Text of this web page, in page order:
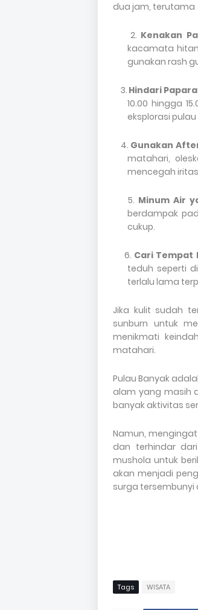
dua jam,
2. Kenakan
kacamata
gunakan rash
3. Hindari
10.00 hingga
eksplorasi
4. Gunakan
matahari,
mencegah
5. Minum Air
berdampak
cukup.
6. Cari Tempat
teduh seperti
terlalu lama
Jika kulit sudah
sunburn untuk
menikmati
matahari.
Pulau Banyak
alam yang masih
banyak aktivitas
Namun,
dan terhindar
mushola untuk
akan menjadi
surga tersembunyi
Tags WISATA